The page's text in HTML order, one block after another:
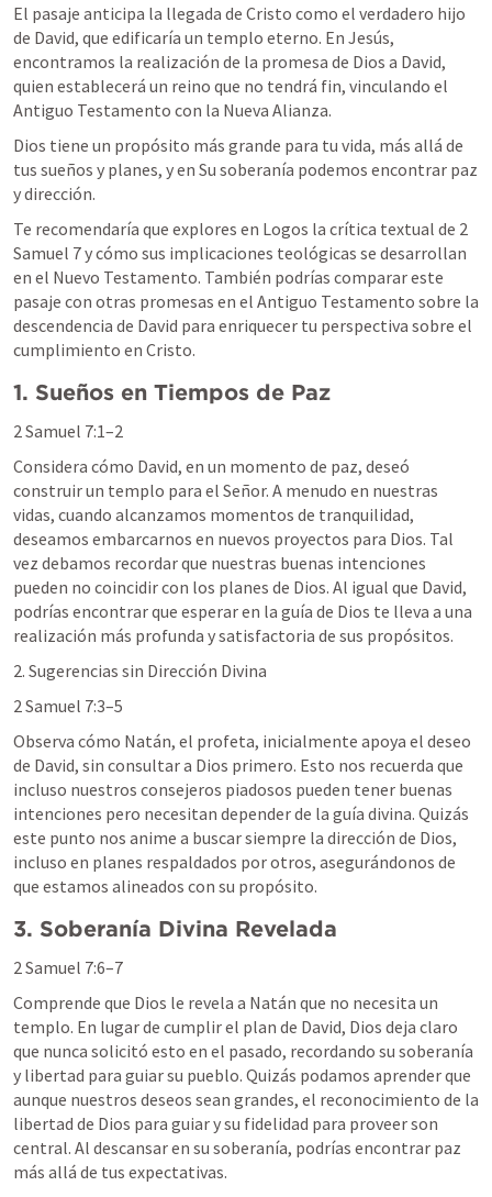
El pasaje anticipa la llegada de Cristo como el verdadero hijo
de David, que edificaría un templo eterno. En Jesús,
encontramos la realización de la promesa de Dios a David,
quien establecerá un reino que no tendrá fin, vinculando el
Antiguo Testamento con la Nueva Alianza.
Dios tiene un propósito más grande para tu vida, más allá de
tus sueños y planes, y en Su soberanía podemos encontrar paz
y dirección.
Te recomendaría que explores en Logos la crítica textual de 2
Samuel 7 y cómo sus implicaciones teológicas se desarrollan
en el Nuevo Testamento. También podrías comparar este
pasaje con otras promesas en el Antiguo Testamento sobre la
descendencia de David para enriquecer tu perspectiva sobre el
cumplimiento en Cristo.
1. Sueños en Tiempos de Paz
2 Samuel 7:1–2
Considera cómo David, en un momento de paz, deseó
construir un templo para el Señor. A menudo en nuestras
vidas, cuando alcanzamos momentos de tranquilidad,
deseamos embarcarnos en nuevos proyectos para Dios. Tal
vez debamos recordar que nuestras buenas intenciones
pueden no coincidir con los planes de Dios. Al igual que David,
podrías encontrar que esperar en la guía de Dios te lleva a una
realización más profunda y satisfactoria de sus propósitos.
2. Sugerencias sin Dirección Divina
2 Samuel 7:3–5
Observa cómo Natán, el profeta, inicialmente apoya el deseo
de David, sin consultar a Dios primero. Esto nos recuerda que
incluso nuestros consejeros piadosos pueden tener buenas
intenciones pero necesitan depender de la guía divina. Quizás
este punto nos anime a buscar siempre la dirección de Dios,
incluso en planes respaldados por otros, asegurándonos de
que estamos alineados con su propósito.
3. Soberanía Divina Revelada
2 Samuel 7:6–7
Comprende que Dios le revela a Natán que no necesita un
templo. En lugar de cumplir el plan de David, Dios deja claro
que nunca solicitó esto en el pasado, recordando su soberanía
y libertad para guiar su pueblo. Quizás podamos aprender que
aunque nuestros deseos sean grandes, el reconocimiento de la
libertad de Dios para guiar y su fidelidad para proveer son
central. Al descansar en su soberanía, podrías encontrar paz
más allá de tus expectativas.